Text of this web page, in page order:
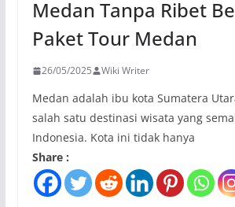
Medan Tanpa Ribet
Paket Tour Medan
26/05/2025 Wiki Writer
Medan adalah ibu kota Sumatera
salah satu destinasi wisata yang
Indonesia. Kota ini tidak hanya
Share :